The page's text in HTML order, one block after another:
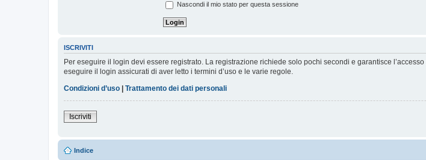
Nascondi il mio stato per questa sessione
ISCRIVITI
Per eseguire il login devi essere registrato. La registrazione richiede solo pochi secondi e garantisce
eseguire il login assicurati di aver letto i termini d’uso e le varie regole.
Condizioni d’uso | Trattamento dei dati personali
Iscriviti
Indice